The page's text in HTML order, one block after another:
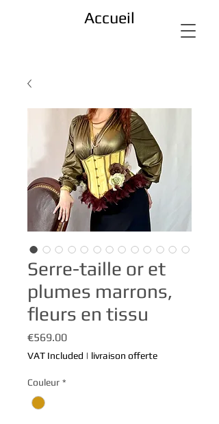
Accueil
Serre-taille or et
plumes marrons,
fleurs en tissu
€569.00Price
VAT Included | livraison offerte
Couleur *